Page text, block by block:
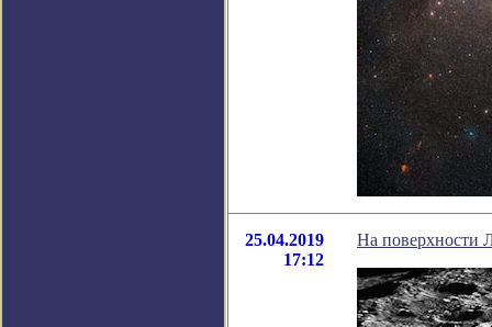
25.04.2019
17:12
На поверхности